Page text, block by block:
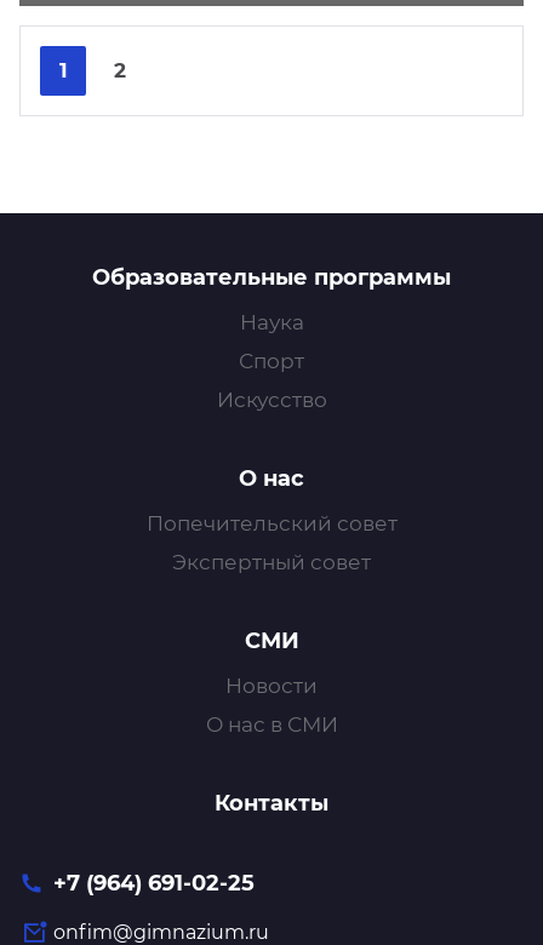
1 2
Образовательные программы
Наука
Спорт
Искусство
О нас
Попечительский совет
Экспертный совет
СМИ
Новости
О нас в СМИ
Контакты
+7 (964) 691-02-25
onfim@gimnazium.ru